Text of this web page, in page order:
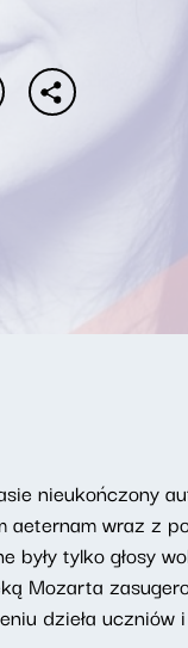
nieukończony
wraz z
tylko głosy
Mozarta
dzieła uczniów